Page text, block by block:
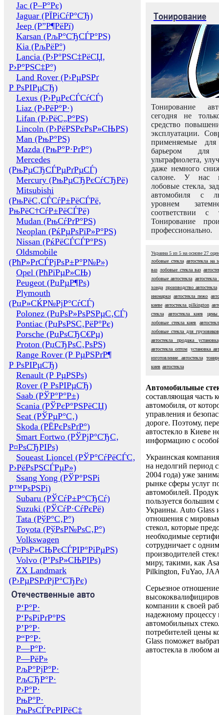
Jac (Р–Р°Рє)
Jaguar (РЇРіСѓР°СЂ)
Jeep (Р”Р¶РёРї)
Karsan (РљР°СЂСЃР°РЅ)
Kia (РљРёР°)
Lancia (Р›Р°РЅС‡РёСЏ,
Р›Р°РЅС‡Р°)
Land Rover (Р›РµРЅРґ
Р РѕРІРµСЂ)
Lexus (Р›РµРєСЃСѓСЃ)
Liaz (Р›РёР°Р·)
Lifan (Р›РёС„Р°РЅ)
Lincoln (Р›РёРЅРєРѕР»СЊРЅ)
Man (РњР°РЅ)
Mazda (РњР°Р·РґР°)
Mercedes
(РњРµСЂСЃРµРґРµСЃ)
Mercury (РњРµСЂРєСѓСЂРё)
Mitsubishi
(РњРёС‚СЃСѓР±РёСЃРё,
РњРёС†СѓР±РёСЃРё)
Mudan (РњСѓРґР°РЅ)
Neoplan (РќРµРѕРїР»Р°РЅ)
Nissan (РќРёСЃСЃР°РЅ)
Oldsmobile
(РћР»РґСЃРјРѕР±Р°Р№Р»)
Opel (РћРїРµР»СЊ)
Peugeot (РџРµР¶Рѕ)
Plymouth
(РџР»СЌР№РјР°СѓСЃ)
Polonez (РџРѕР»РѕРЅРµС‚СЃ)
Pontiac (РџРѕРЅС‚РёР°Рє)
Porsche (РџРѕСЂС€Рµ)
Proton (РџСЂРѕС‚РѕРЅ)
Range Rover (Р РµРЅРґР¶
Р РѕРІРµСЂ)
Renault (Р РµРЅРѕ)
Rover (Р РѕРІРµСЂ)
Saab (РЎР°Р°Р±)
Scania (РЎРєР°РЅРёСЏ)
Seat (РЎРµР°С‚)
Skoda (РЁРєРѕРґР°)
Smart Fortwo (РЎРјР°СЂС‚
Р¤РѕСЂРІРѕ)
Soueast Lioncel (РЎР°СѓРёСЃС‚
Р›РёРѕРЅСЃРµР»)
Ssang Yong (РЎР°РЅРі
Р™РѕРЅРі)
Subaru (РЎСѓР±Р°СЂСѓ)
Suzuki (РЎСѓР·СѓРєРё)
Tata (РўР°С‚Р°)
Toyota (РўРѕР№РѕС‚Р°)
Volkswagen
(Р¤РѕР»СЊРєСЃРІР°РіРµРЅ)
Volvo (Р’РѕР»СЊРІРѕ)
ZX Landmark
(Р›РµРЅРґРјР°СЂРє)
Отечественные авто
Р‘Р°Р·
Р‘РѕРіРґР°РЅ
Р’Р°Р·
Р“Р°Р·
Р—Р°Р·
Р—РёР»
РљР°РјР°Р·
РљСЂР°Р·
Р›Р°Р·
РњР°Р·
РњРѕСЃРєРІРёС‡
Тонирование
Тонирование
сегодня не
средство
эксплуатации.
применяемые
барьером для
ультрафиолета,
даже немного
салоне. У нас
лобовые стекла,
автомобиля с
уровнем
соответствии с
Тонирование
профессионально.
Украина 5 из 5 на основе 27
лобовые стекла автостекла на
ваз лобовые стекла ваз
лобовые автостекла автостекла
хонда производство автостекла
иномарки автостекла пежо
киеве автостекла pilkington
стекла
автостекла киев
цены
лобовые стекла киев
лобовые стекла для грузовиков
автостекла продажа установка
автостекла оптом
установка
изготовление автостекла
киев автостекла
Автомобильные
составляющая часть
автомобиля, от
управления и
дороге. Поэтому,
автостекло в Киеве
информацию с
Украинская
на недолгий период
2004 года) уже
рынке сферы услуг
автомобилей.
пользуется большим
Украины. Auto Glass
отношения с
стекол, которые
необходимые
сотрудничает с
производителей
миру, такими, как
Pilkington, FuYao,
Серьезное отношение
компании к своей
надежному процессу
автомобильных
потребителей цены
Glass поможет
автостекла в любом